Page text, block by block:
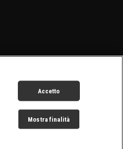
Accetto
Mostra finalità